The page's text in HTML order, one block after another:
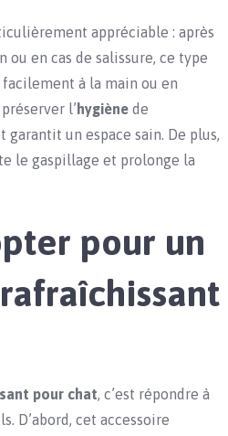
appréciable : après
ou en cas de salissure, ce type
à la main ou en
l’ hygiènede
garantit un espace sain. De plus,
le gaspillage et prolonge la
pour un
pour chat, c’est répondre à
D’abord, cet accessoire